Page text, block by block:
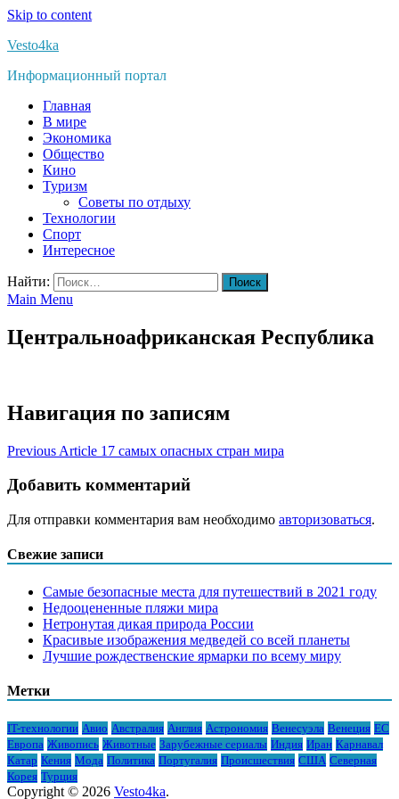
Skip to content
Vesto4ka
Информационный портал
Главная
В мире
Экономика
Общество
Кино
Туризм
Советы по отдыху
Технологии
Спорт
Интересное
Найти:
Main Menu
Центральноафриканская Республика
Навигация по записям
Previous Article 17 самых опасных стран мира
Добавить комментарий
Для отправки комментария вам необходимо авторизоваться.
Свежие записи
Самые безопасные места для путешествий в 2021 году
Недооцененные пляжи мира
Нетронутая дикая природа России
Красивые изображения медведей со всей планеты
Лучшие рождественские ярмарки по всему миру
Метки
IT-технологии Авио Австралия Англия Астрономия Венесуэла Венеция ЕС
Европа Живопись Животные Зарубежные сериалы Индия Иран Карнавал
Катар Кения Мода Политика Португалия Происшествия США Северная
Корея Турция
Copyright © 2026 Vesto4ka.